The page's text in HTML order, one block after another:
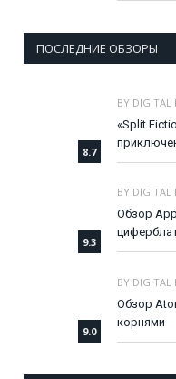
ПОСЛЕДНИЕ ОБЗОРЫ
8.7
BY DIGITAL
«Split
9.3
BY DIGITAL
Обзор
9.0
BY DIGITAL
Обзор
корнями